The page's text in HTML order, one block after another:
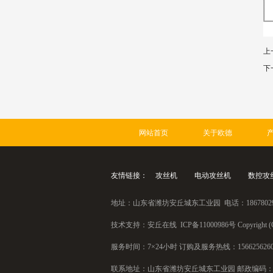
上
下
网站首页 关于欧德
友情链接： 攻丝机 电动攻丝机 数控攻
地址：山东省潍坊安丘城东工业园 电话：
技术支持：安丘在线 ICP备11000986号 Copyright
服务时间：7×24小时 订购及服务热线：
联系地址：山东省潍坊安丘城东工业园 邮政编码